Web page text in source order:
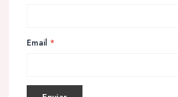
Email *